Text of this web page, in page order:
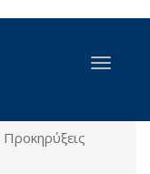
Toggle
Προκηρύξεις